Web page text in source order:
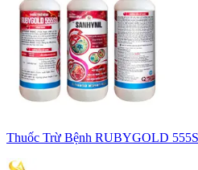
Thuốc Trừ Bệnh RUBYGOLD